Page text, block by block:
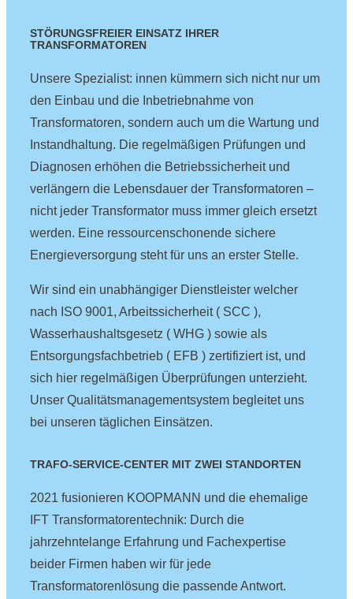
STÖRUNGSFREIER EINSATZ IHRER
TRANSFORMATOREN
Unsere Spezialist: innen kümmern sich nicht nur um
den Einbau und die Inbetriebnahme von
Transformatoren, sondern auch um die Wartung und
Instandhaltung. Die regelmäßigen Prüfungen und
Diagnosen erhöhen die Betriebssicherheit und
verlängern die Lebensdauer der Transformatoren –
nicht jeder Transformator muss immer gleich ersetzt
werden. Eine ressourcenschonende sichere
Energieversorgung steht für uns an erster Stelle.
Wir sind ein unabhängiger Dienstleister welcher
nach ISO 9001, Arbeitssicherheit ( SCC ),
Wasserhaushaltsgesetz ( WHG ) sowie als
Entsorgungsfachbetrieb ( EFB ) zertifiziert ist, und
sich hier regelmäßigen Überprüfungen unterzieht.
Unser Qualitätsmanagementsystem begleitet uns
bei unseren täglichen Einsätzen.
TRAFO-SERVICE-CENTER MIT ZWEI STANDORTEN
2021 fusionieren KOOPMANN und die ehemalige
IFT Transformatorentechnik: Durch die
jahrzehntelange Erfahrung und Fachexpertise
beider Firmen haben wir für jede
Transformatorenlösung die passende Antwort.